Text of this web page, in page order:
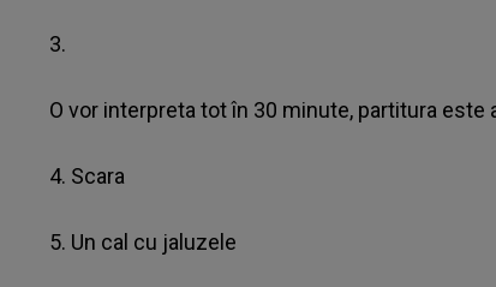
3.
O vor interpreta tot în 30 minute, partitura este
4. Scara
5. Un cal cu jaluzele